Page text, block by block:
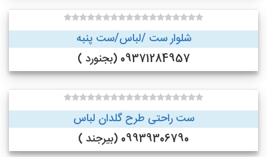
شلوار ست /لباس/ست پنبه
09371284957 (بجنورد )
ست راحتی طرح گلدان لباس
09939306790 (بیرجند )